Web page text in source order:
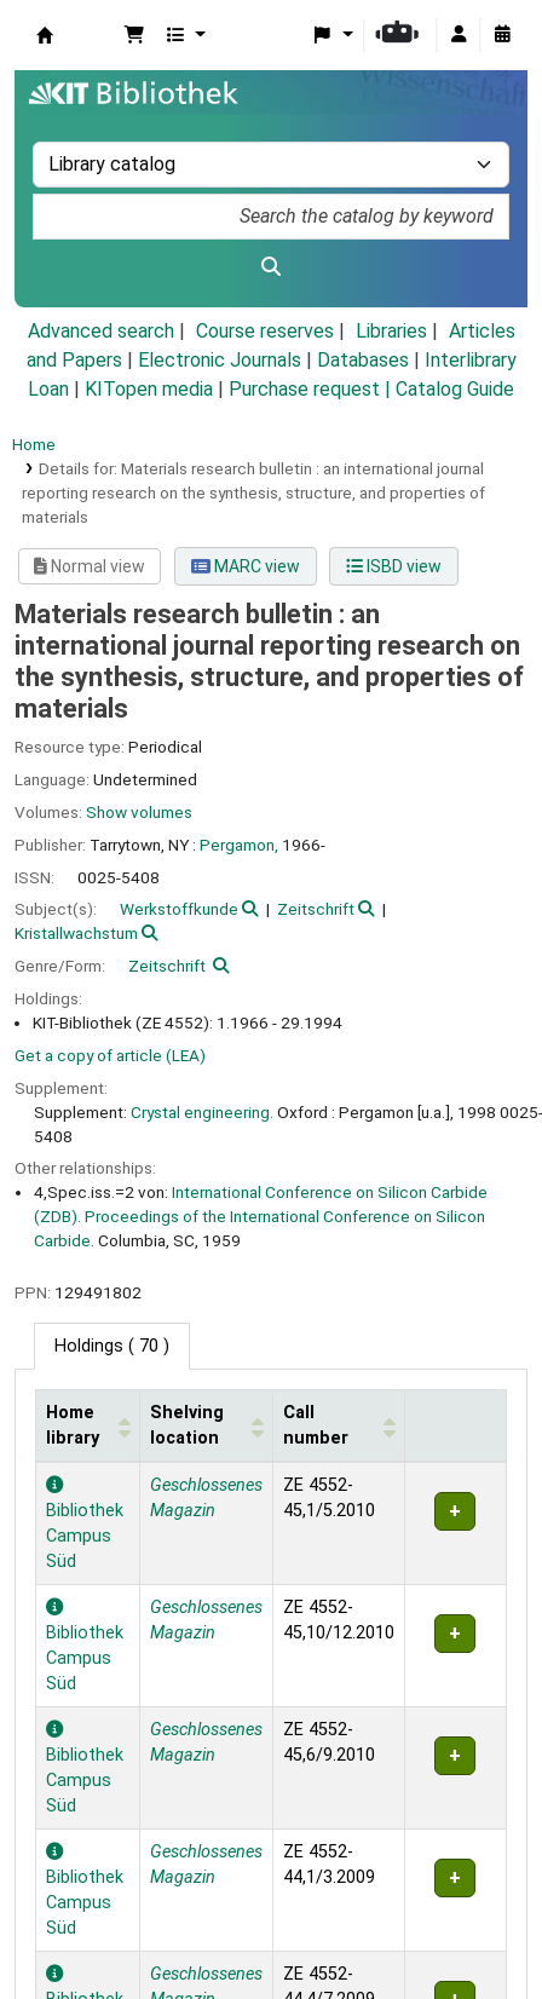
Advanced search Course reserves Libraries
Articles
and Papers
Electronic Journals Databases
Interlibrary
Loan
KITopen media Purchase request | Catalog Guide
Home
Details for: Materials research bulletin : an international journal
reporting research on the synthesis, structure, and properties of
materials
Normal view MARC view ISBD view
Materials research bulletin : an
international journal reporting research on
the synthesis, structure, and properties of
materials
Resource type: Periodical
Language: Undetermined
Volumes: Show volumes
Publisher: Tarrytown, NY : Pergamon, 1966-
ISSN:
0025-5408
Subject(s):
Werkstoffkunde
Zeitschrift
Kristallwachstum
Genre/Form:
Zeitschrift
Holdings:
KIT-Bibliothek (ZE 4552): 1.1966 - 29.1994
Get a copy of article (LEA)
Supplement:
Supplement: Crystal engineering. Oxford : Pergamon [u.a.], 1998 0025-
5408
Other relationships:
4,Spec.iss.=2 von: International Conference on Silicon Carbide
(ZDB). Proceedings of the International Conference on Silicon
Carbide. Columbia, SC, 1959
PPN: 129491802
Holdings ( 70 )
Holdings
Home
library
Shelving
location
Call
number
Bibliothek
Campus
Süd
Geschlossenes
Magazin
ZE 4552-
45,1/5.2010
Bibliothek
Campus
Süd
Geschlossenes
Magazin
ZE 4552-
45,10/12.2010
Bibliothek
Campus
Süd
Geschlossenes
Magazin
ZE 4552-
45,6/9.2010
Bibliothek
Campus
Süd
Geschlossenes
Magazin
ZE 4552-
44,1/3.2009
Geschlossenes
ZE 4552-